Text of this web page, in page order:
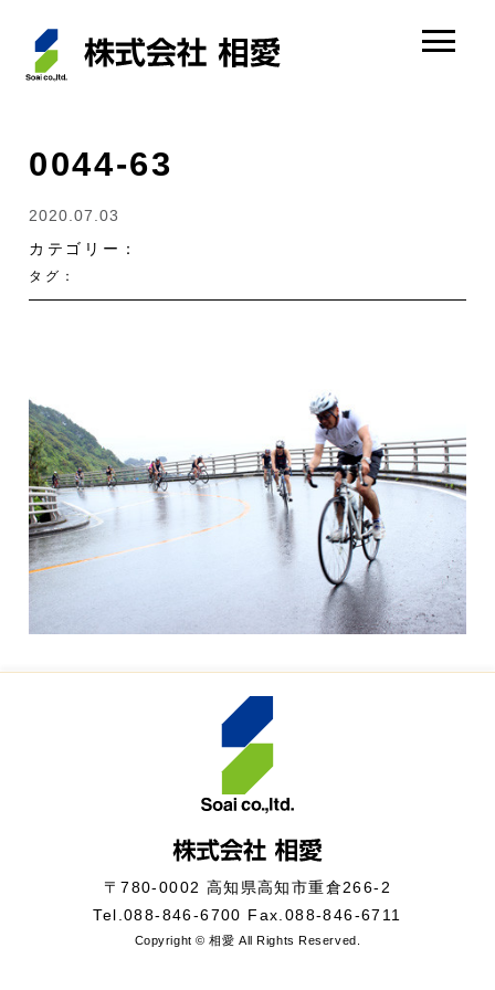
0044-63
2020.07.03
カテゴリー：
タグ：
〒780-0002 高知県高知市重倉266-2
Tel.088-846-6700 Fax.088-846-6711
Copyright © 相愛 All Rights Reserved.